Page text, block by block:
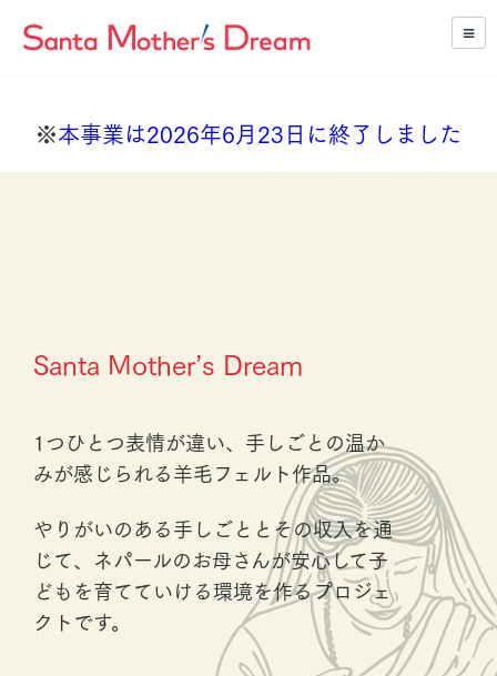
※本事業は2026年6月23日に終了しました
Santa Mother’s Dream
1つひとつ表情が違い、手しごとの温か
みが感じられる羊毛フェルト作品。
やりがいのある手しごととその収入を通
じて、ネパールのお母さんが安心して子
どもを育てていける環境を作るプロジェ
クトです。